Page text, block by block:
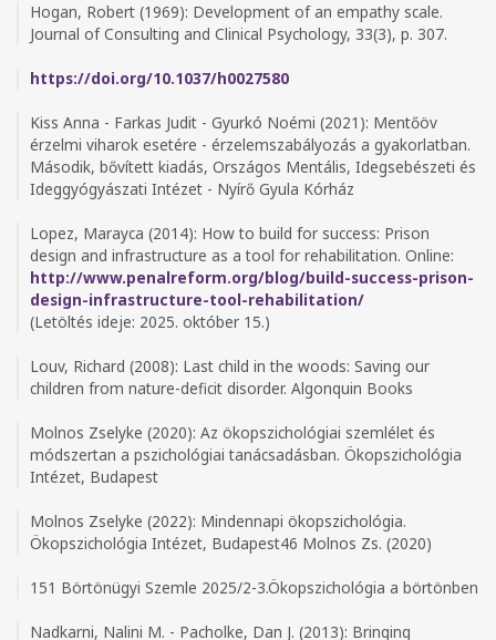
Hogan, Robert (1969): Development of an empathy scale.
Journal of Consulting and Clinical Psychology, 33(3), p. 307.
https://doi.org/10.1037/h0027580
Kiss Anna - Farkas Judit - Gyurkó Noémi (2021): Mentőöv
érzelmi viharok esetére - érzelemszabályozás a gyakorlatban.
Második, bővített kiadás, Országos Mentális, Idegsebészeti és
Ideggyógyászati Intézet - Nyírő Gyula Kórház
Lopez, Marayca (2014): How to build for success: Prison
design and infrastructure as a tool for rehabilitation. Online:
http://www.penalreform.org/blog/build-success-prison-
design-infrastructure-tool-rehabilitation/
(Letöltés ideje: 2025. október 15.)
Louv, Richard (2008): Last child in the woods: Saving our
children from nature-deficit disorder. Algonquin Books
Molnos Zselyke (2020): Az ökopszichológiai szemlélet és
módszertan a pszichológiai tanácsadásban. Ökopszichológia
Intézet, Budapest
Molnos Zselyke (2022): Mindennapi ökopszichológia.
Ökopszichológia Intézet, Budapest46 Molnos Zs. (2020)
151 Börtönügyi Szemle 2025/2-3.Ökopszichológia a börtönben
Nadkarni, Nalini M. - Pacholke, Dan J. (2013): Bringing